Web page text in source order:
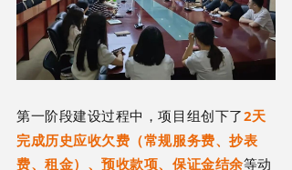
第一阶段建设过程中，项目组创下了2天
完成历史应收欠费（常规服务费、抄表
费、租金）、预收款项、保证金结余等动